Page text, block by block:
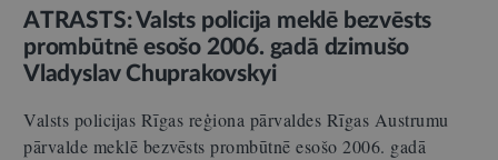
ATRASTS: Valsts policija meklē bezvēsts
prombūtnē esošo 2006. gadā dzimušo
Vladyslav Chuprakovskyi
Valsts policijas Rīgas reģiona pārvaldes Rīgas Austrumu
pārvalde meklē bezvēsts prombūtnē esošo 2006. gadā